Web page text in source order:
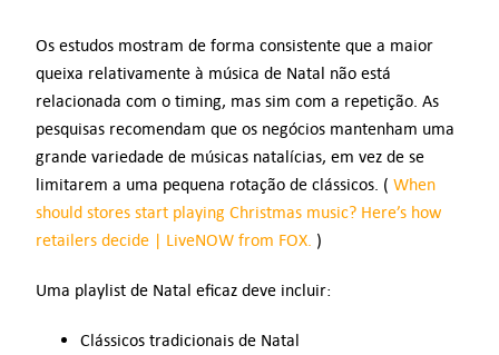
Os estudos mostram de forma consistente que a maior
queixa relativamente à música de Natal não está
relacionada com o timing, mas sim com a repetição. As
pesquisas recomendam que os negócios mantenham uma
grande variedade de músicas natalícias, em vez de se
limitarem a uma pequena rotação de clássicos. ( When
should stores start playing Christmas music? Here’s how
retailers decide | LiveNOW from FOX. )
Uma playlist de Natal eficaz deve incluir:
Clássicos tradicionais de Natal